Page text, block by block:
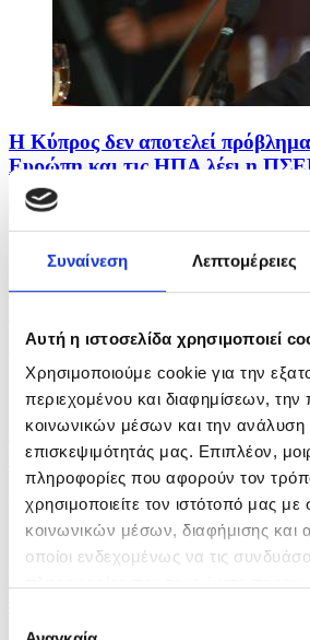
Συναίνεση Λεπτομέρειες
Αυτή η ιστοσελίδα χρησιμοποιεί
Χρησιμοποιούμε cookie για την
περιεχομένου και διαφημίσεων, την
κοινωνικών μέσων και την ανάλυση
επισκεψιμότητάς μας. Επιπλέον,
πληροφορίες που αφορούν τον
χρησιμοποιείτε τον ιστότοπό μας με
κοινωνικών μέσων, διαφήμισης και
οποίοι ενδεχομένως να τις
των υπηρεσιών τους.
Η Κύπρος δεν αποτελεί
Ευρώπη και τις ΗΠΑ λέει η
06/08/2026 22:18
Συνάντηση Ειδικής Εκπροσώπου
06/08/2026 20:37
Δράσεις για στήριξη
κοινοτήτων στη Μ. Ανατολή,
06/08/2026 20:22